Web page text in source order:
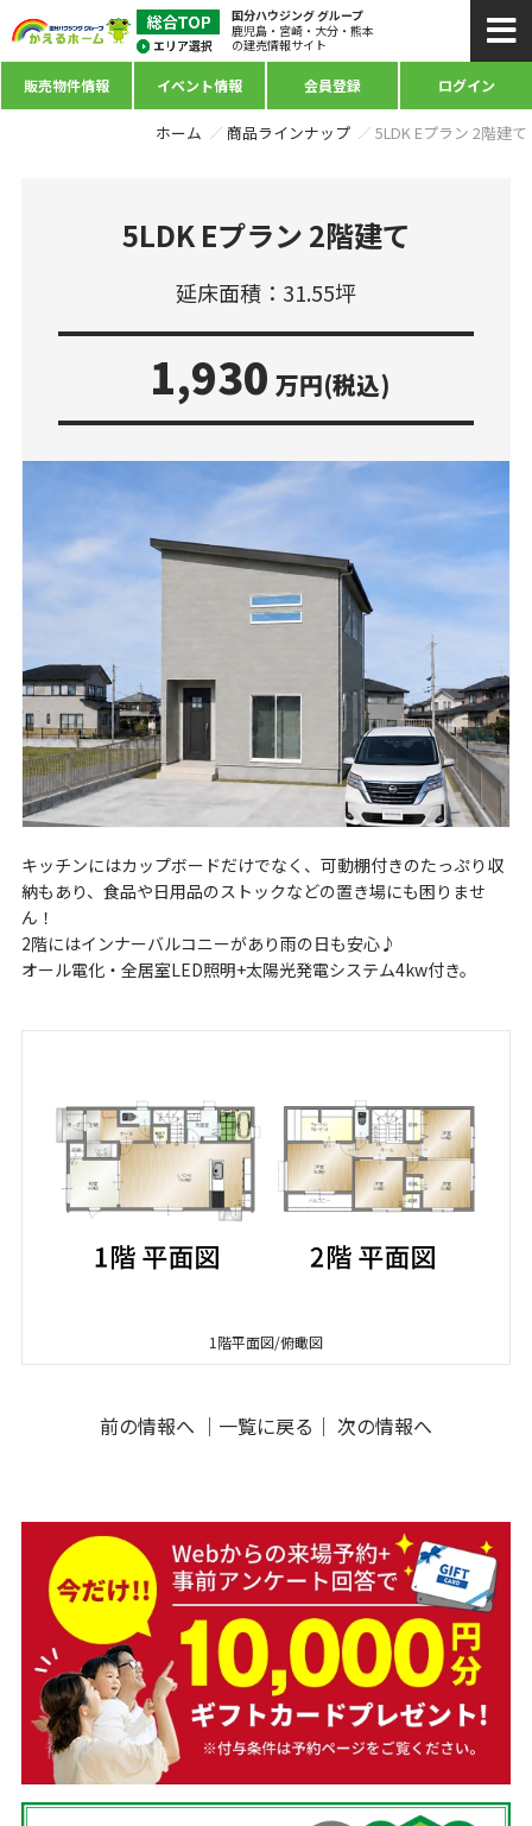
国分ハウジング グループ
鹿児島・宮崎・大分・熊本
の建売情報サイト
販売物件情報 イベント情報 会員登録 ログイン
ホーム 商品ラインナップ 5LDK Eプラン 2階建て
5LDK Eプラン 2階建て
延床面積：31.55坪
1,930 万円(税込)
キッチンにはカップボードだけでなく、可動棚付きのたっぷり収
納もあり、食品や日用品のストックなどの置き場にも困りませ
ん！
2階にはインナーバルコニーがあり雨の日も安心♪
オール電化・全居室LED照明+太陽光発電システム4kw付き。
1階平面図/俯瞰図
前の情報へ ｜ 一覧に戻る ｜ 次の情報へ